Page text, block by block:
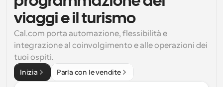
viaggi e il turismo
Cal.com porta automazione, flessibilità e
integrazione al coinvolgimento e alle operazioni dei
tuoi ospiti.
Inizia Parla con le vendite